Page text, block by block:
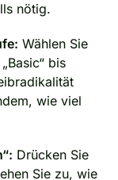
nötig.
Wählen Sie
bis
wie viel
Drücken Sie
Sie zu, wie